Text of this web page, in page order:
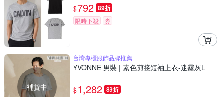
$792 89折
限時下殺 券
補貨中
台灣專櫃服飾品牌推薦
YVONNE 男裝 | 素色剪接短袖上衣-迷霧灰L
$1,282 89折